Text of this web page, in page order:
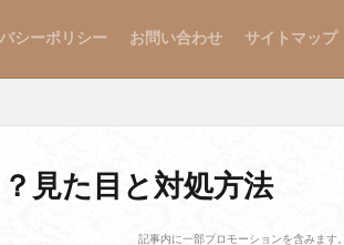
シーポリシー お問い合わせ サイトマップ
見た目と対処方法
記事内に一部プロモーションを含みます。